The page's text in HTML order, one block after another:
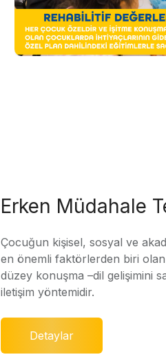
Erken Müdahale
Çocuğun kişisel, sosyal ve
en önemli faktörlerden biri
düzey konuşma –dil gelişimini
iletişim yöntemidir.
Detaylar